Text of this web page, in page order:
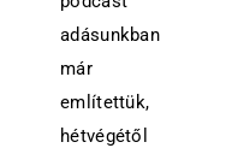
adásunkban
már
említettük,
hétvégétől